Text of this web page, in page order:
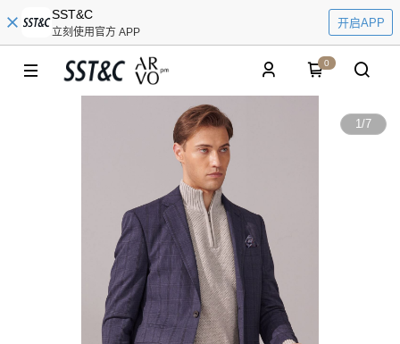
SST&C
立刻使用官方 APP
开启APP
0
1/7